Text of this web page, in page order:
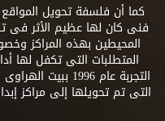
كما أن فلسفة تحويل المواقع
فنى كان لها عظيم الأثر فى
المحيطين بهذه المراكز
المتطلبات التى تكفل لها
التجربة عام